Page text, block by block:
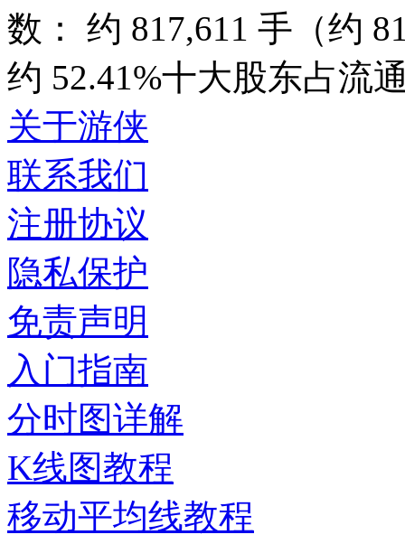
数： 约 817,611 手（约
约 52.41%十大股东占流
关于游侠
联系我们
注册协议
隐私保护
免责声明
入门指南
分时图详解
K线图教程
移动平均线教程